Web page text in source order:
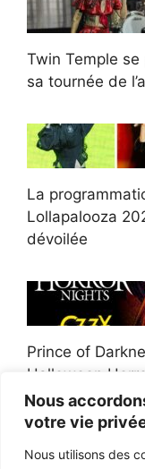
Nous
votre vie
Nous utilisons des
Twin Temple
sa tournée de
La
Lollapalooza
dévoilée
Prince of
Halloween